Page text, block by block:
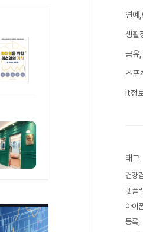
연예
생활
금유
스포
it정
태그
건강
넷플
아이
등록